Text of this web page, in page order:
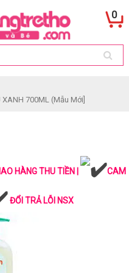
0
700ML (Mẫu Mới]
HÀNG THU TIỀN | CAM
ĐỔI TRẢ LỖI NSX